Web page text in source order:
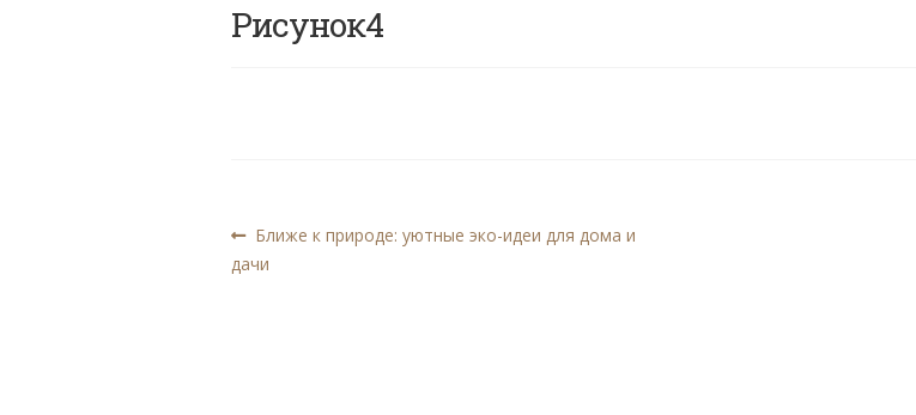
Рисунок4
Навигация
по
Предыдущая
запись:
Ближе к природе: уютные эко-идеи для дома и
дачи